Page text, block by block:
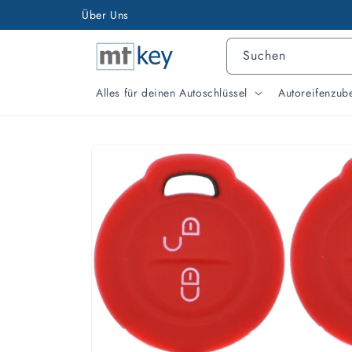
Inhalt
Über UnsVersand & Support aus Hessen
Alles für deinen Autoschlüssel
Suchen
Produktinformationen